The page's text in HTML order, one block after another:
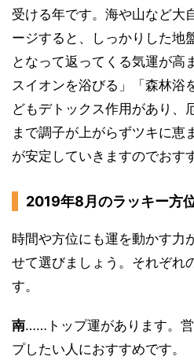
受ける年です。海や山など大
ージすると、しっかりした地
となって返ってくる気運が高
スイオンを浴びる」「森林浴
どもデトックス作用があり、
まで調子が上がらずツキに恵
が安定していきますのでおす
2019年8月のラッキー方
時間や方位にも運を動かす力
せて選びましょう。それぞれ
す。
南……トップ運があります。
プしたい人におすすめです。